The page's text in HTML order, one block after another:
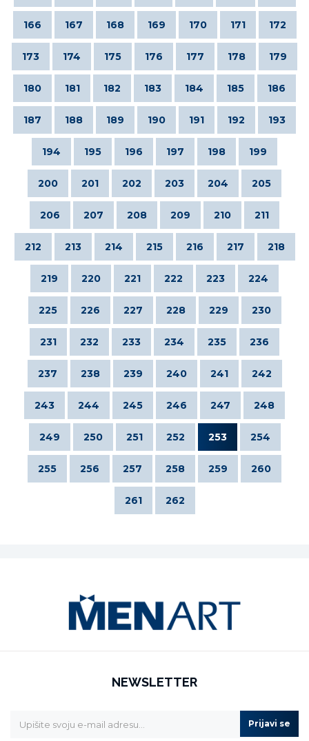
166 167 168 169 170 171 172
173 174 175 176 177 178 179
180 181 182 183 184 185 186
187 188 189 190 191 192 193
194 195 196 197 198 199
200 201 202 203 204 205
206 207 208 209 210 211
212 213 214 215 216 217 218
219 220 221 222 223 224
225 226 227 228 229 230
231 232 233 234 235 236
237 238 239 240 241 242
243 244 245 246 247 248
249 250 251 252 253 254
255 256 257 258 259 260
261 262
NEWSLETTER
Prijavi se